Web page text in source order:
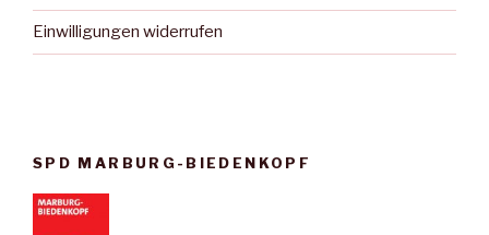
Einwilligungen widerrufen
SPD MARBURG-BIEDENKOPF